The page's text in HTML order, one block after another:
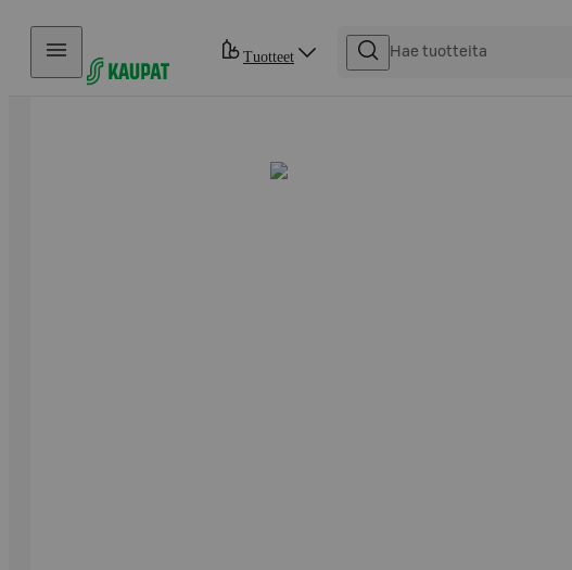
Hyppää sisältöön
Tuotteet